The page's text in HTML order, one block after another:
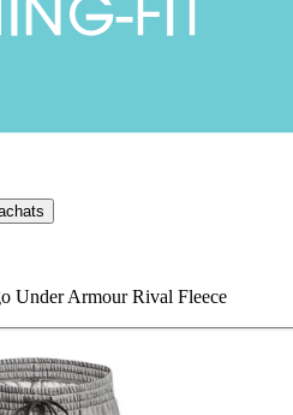
Under Armour Rival Fleece